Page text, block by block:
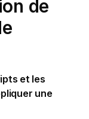
de
et les
une